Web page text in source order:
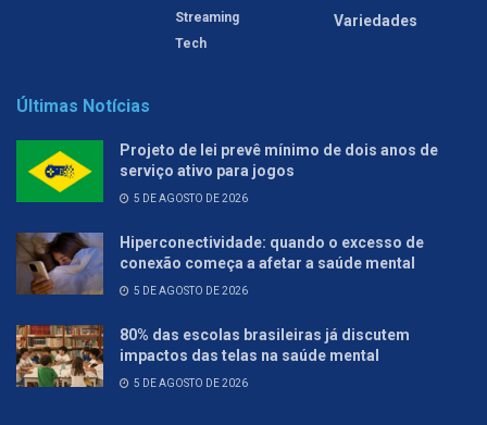
Streaming
Tech
Variedades
Últimas Notícias
Projeto de lei prevê mínimo de dois anos de
serviço ativo para jogos
5 DE AGOSTO DE 2026
Hiperconectividade: quando o excesso de
conexão começa a afetar a saúde mental
5 DE AGOSTO DE 2026
80% das escolas brasileiras já discutem
impactos das telas na saúde mental
5 DE AGOSTO DE 2026